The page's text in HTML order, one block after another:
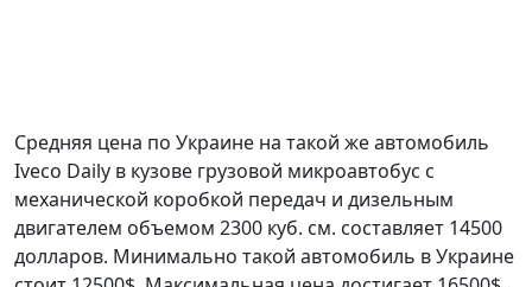
Средняя цена по Украине на такой же автомобиль
Iveco Daily в кузове грузовой микроавтобус c
механической коробкой передач и дизельным
двигателем объемом 2300 куб. см. составляет 14500
долларов. Минимально такой автомобиль в Украине